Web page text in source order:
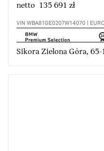
netto 135 691 zł
VIN WBA81GE0207W14070 |
Sikora Zielona Góra,